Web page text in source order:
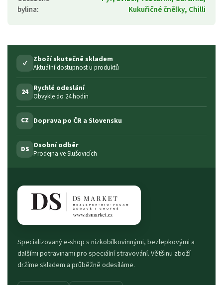
bylina:
Kukuřičné čnělky, Chilli
✓ Zboží skutečně skladem
Aktuální dostupnost u produktů
24 Rychlé odeslání
Obvykle do 24 hodin
CZ Doprava po ČR a Slovensku
DS Osobní odběr
Prodejna ve Slušovicích
Specializovaný e-shop s nízkobílkovinnými, bezlepkovými a
dalšími potravinami pro speciální stravování. Většinu zboží
držíme skladem a průběžně odesíláme.